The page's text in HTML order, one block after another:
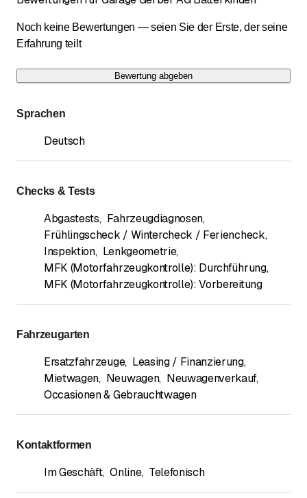
Noch keine Bewertungen — seien Sie der Erste, der seine
Erfahrung teilt
Bewertung abgeben
Sprachen
Deutsch
Checks & Tests
Abgastests, Fahrzeugdiagnosen,
Frühlingscheck / Wintercheck / Feriencheck,
Inspektion, Lenkgeometrie,
MFK (Motorfahrzeugkontrolle): Durchführung,
MFK (Motorfahrzeugkontrolle): Vorbereitung
Fahrzeugarten
Ersatzfahrzeuge, Leasing / Finanzierung,
Mietwagen, Neuwagen, Neuwagenverkauf,
Occasionen & Gebrauchtwagen
Kontaktformen
Im Geschäft, Online, Telefonisch